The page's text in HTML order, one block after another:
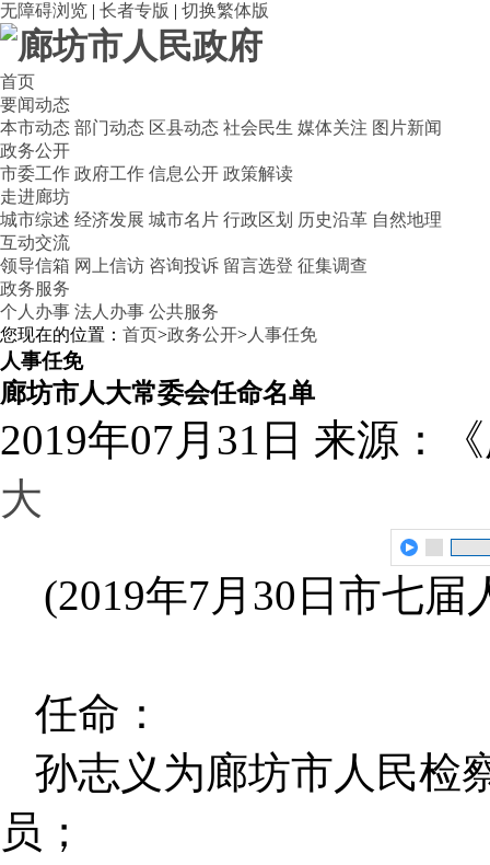
无障碍浏览 | 长者专版 | 切换繁体版
首页
要闻动态
本市动态 部门动态 区县动态 社会民生 媒体关注 图片新闻
政务公开
市委工作 政府工作 信息公开 政策解读
走进廊坊
城市综述 经济发展 城市名片 行政区划 历史沿革 自然地理
互动交流
领导信箱 网上信访 咨询投诉 留言选登 征集调查
政务服务
个人办事 法人办事 公共服务
您现在的位置： 首页>政务公开> 人事任免
人事任免
廊坊市人大常委会任命名单
2019年07月31日 来源：
大
(2019年7月30日市七
任命：
孙志义为廊坊市人民检
员；